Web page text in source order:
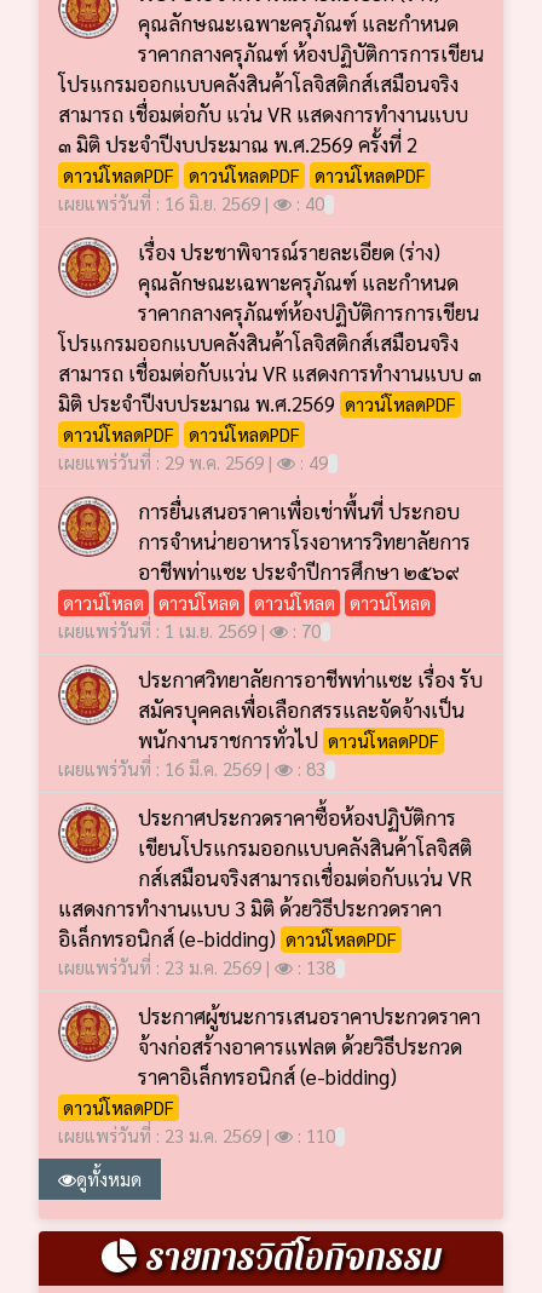
คุณลักษณะเฉพาะครุภัณฑ์ และกำหนด
ราคากลางครุภัณฑ์ ห้องปฏิบัติการการเขียน
โปรแกรมออกแบบคลังสินค้าโลจิสติกส์เสมือนจริง
สามารถ เชื่อมต่อกับ แว่น VR แสดงการทำงานแบบ
๓ มิติ ประจำปีงบประมาณ พ.ศ.2569 ครั้งที่ 2
ดาวน์โหลดPDF ดาวน์โหลดPDF
ดาวน์โหลดPDF
เผยแพร่วันที่ : 16 มิ.ย. 2569 |
: 40
เรื่อง ประชาพิจารณ์รายละเอียด (ร่าง)
คุณลักษณะเฉพาะครุภัณฑ์ และกำหนด
ราคากลางครุภัณฑ์ห้องปฏิบัติการการเขียน
โปรแกรมออกแบบคลังสินค้าโลจิสติกส์เสมือนจริง
สามารถ เชื่อมต่อกับแว่น VR แสดงการทำงานแบบ ๓
มิติ ประจำปีงบประมาณ พ.ศ.2569 ดาวน์โหลดPDF
ดาวน์โหลดPDF
ดาวน์โหลดPDF
เผยแพร่วันที่ : 29 พ.ค. 2569 |
: 49
การยื่นเสนอราคาเพื่อเช่าพื้นที่ ประกอบ
การจำหน่ายอาหารโรงอาหารวิทยาลัยการ
อาชีพท่าแซะ ประจำปีการศึกษา ๒๕๖๙
ดาวน์โหลด ดาวน์โหลด ดาวน์โหลด
ดาวน์โหลด
เผยแพร่วันที่ : 1 เม.ย. 2569 |
: 70
ประกาศวิทยาลัยการอาชีพท่าแซะ เรื่อง รับ
สมัครบุคคลเพื่อเลือกสรรและจัดจ้างเป็น
พนักงานราชการทั่วไป ดาวน์โหลดPDF
เผยแพร่วันที่ : 16 มี.ค. 2569 |
: 83
ประกาศประกวดราคาซื้อห้องปฏิบัติการ
เขียนโปรแกรมออกแบบคลังสินค้าโลจิสติ
กส์เสมือนจริงสามารถเชื่อมต่อกับแว่น VR
แสดงการทำงานแบบ 3 มิติ ด้วยวิธีประกวดราคา
อิเล็กทรอนิกส์ (e-bidding) ดาวน์โหลดPDF
เผยแพร่วันที่ : 23 ม.ค. 2569 |
: 138
ประกาศผู้ชนะการเสนอราคาประกวดราคา
จ้างก่อสร้างอาคารแฟลต ด้วยวิธีประกวด
ราคาอิเล็กทรอนิกส์ (e-bidding)
ดาวน์โหลดPDF
เผยแพร่วันที่ : 23 ม.ค. 2569 |
: 110
ดูทั้งหมด
รายการวิดีโอกิจกรรม